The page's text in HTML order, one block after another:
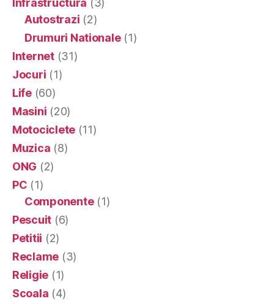
Autostrazi (2)
Drumuri Nationale(1)
Internet(31)
Jocuri (1)
Life(60)
Masini (20)
Motociclete (11)
Muzica (8)
ONG (2)
PC (1)
Componente(1)
Pescuit (6)
Petitii (2)
Reclame (3)
Religie (1)
Scoala (4)